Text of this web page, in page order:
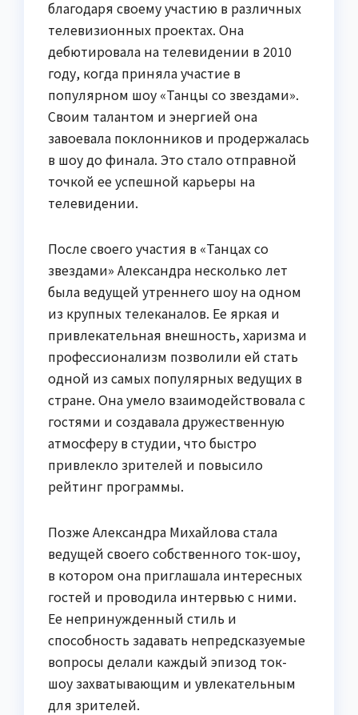
благодаря своему участию в различных
телевизионных проектах. Она
дебютировала на телевидении в 2010
году, когда приняла участие в
популярном шоу «Танцы со звездами».
Своим талантом и энергией она
завоевала поклонников и продержалась
в шоу до финала. Это стало отправной
точкой ее успешной карьеры на
телевидении.
После своего участия в «Танцах со
звездами» Александра несколько лет
была ведущей утреннего шоу на одном
из крупных телеканалов. Ее яркая и
привлекательная внешность, харизма и
профессионализм позволили ей стать
одной из самых популярных ведущих в
стране. Она умело взаимодействовала с
гостями и создавала дружественную
атмосферу в студии, что быстро
привлекло зрителей и повысило
рейтинг программы.
Позже Александра Михайлова стала
ведущей своего собственного ток-шоу,
в котором она приглашала интересных
гостей и проводила интервью с ними.
Ее непринужденный стиль и
способность задавать непредсказуемые
вопросы делали каждый эпизод ток-
шоу захватывающим и увлекательным
для зрителей.